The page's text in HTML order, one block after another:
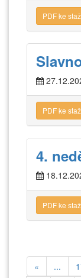
PDF ke
PDF ke
4.
PDF ke
« ...